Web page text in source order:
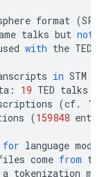
format (SPH
talks but not
with the TED
in STM
: 19 TED talks
(cf.
(159848
for language
come from
a tokenization